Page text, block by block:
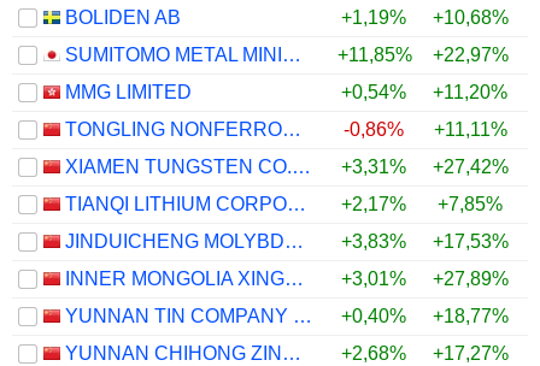
BOLIDEN AB
+1,19% +10,68%
SUMITOMO METAL MINING CO., LTD.
+11,85% +22,97%
MMG LIMITED
+0,54% +11,20%
TONGLING NONFERROUS METALS GROUP CO.,LTD.
-0,86% +11,11%
XIAMEN TUNGSTEN CO.,LTD.
+3,31% +27,42%
TIANQI LITHIUM CORPORATION
+2,17% +7,85%
JINDUICHENG MOLYBDENUM CO., LTD.
+3,83% +17,53%
INNER MONGOLIA XINGYE SILVER & TIN MINING CO., LTD
+3,01% +27,89%
YUNNAN TIN COMPANY LIMITED
+0,40% +18,77%
YUNNAN CHIHONG ZINC & GERMANIUM CO., LTD.
+2,68% +17,27%